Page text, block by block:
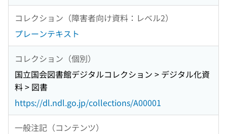
コレクション（障害者向け資料：レベル2）
プレーンテキスト
コレクション（個別）
国立国会図書館デジタルコレクション > デジタル化資
料 > 図書
https://dl.ndl.go.jp/collections/A00001
一般注記（コンテンツ）